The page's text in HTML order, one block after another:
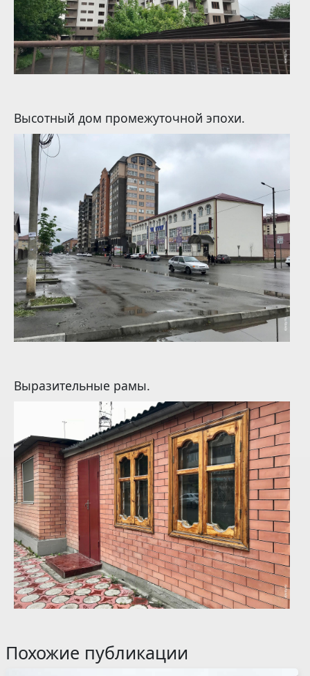
Высотный дом промежуточной эпохи.
Выразительные рамы.
Похожие публикации